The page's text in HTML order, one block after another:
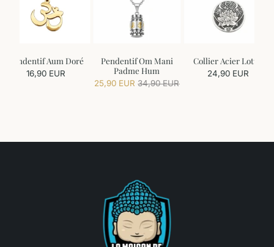
Pendentif Aum Doré
16,90 EUR
Pendentif Om Mani
Padme Hum
25,90 EUR34,90 EUR
Collier Acier Lotus
24,90 EUR